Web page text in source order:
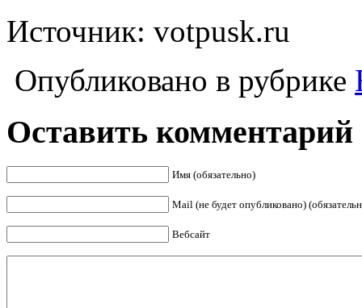
Источник: votpusk.ru
Опубликовано в рубрике
Оставить комментарий
Имя (обязательно)
Mail (не будет опубликовано)
Вебсайт